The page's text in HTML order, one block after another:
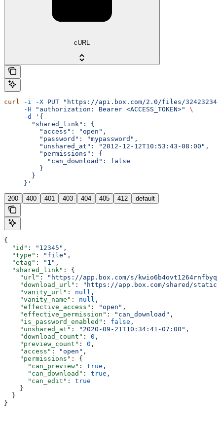
cURL
curl -i -X PUT "https://api.box.com/2.0/files/
     -H
"authorization: Bearer <ACCESS_TOKEN>"
\
     -d
'{
       "shared_link": {
         "access": "open",
         "password": "mypassword",
         "unshared_at": "2012-12-12T10:53:43-08:00",
         "permissions": {
           "can_download": false
         }
       }
     }'
200 400 401 403 404 405 412 default
{
  "id"
: "12345" ,
  "type"
: "file" ,
  "etag"
: "1" ,
  "shared_link"
: {
    "url"
:
"https://app.box.com/s/
    "download_url"
:
"https://app.box.com/shared/static/
    "vanity_url"
: null ,
    "vanity_name"
: null ,
    "effective_access"
: "open" ,
    "effective_permission"
: "can_download" ,
    "is_password_enabled"
: false ,
    "unshared_at"
: "2020-09-21T10:34:41-07:00" ,
    "download_count"
: 0 ,
    "preview_count"
: 0 ,
    "access"
: "open" ,
    "permissions"
: {
      "can_preview"
: true ,
      "can_download"
: true ,
      "can_edit"
: true
    }
  }
}